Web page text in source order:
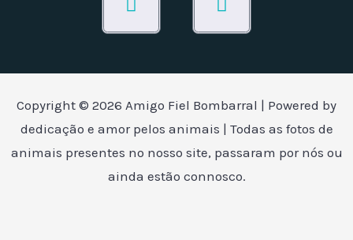
Copyright © 2026 Amigo Fiel Bombarral | Powered by
dedicação e amor pelos animais | Todas as fotos de
animais presentes no nosso site, passaram por nós ou
ainda estão connosco.